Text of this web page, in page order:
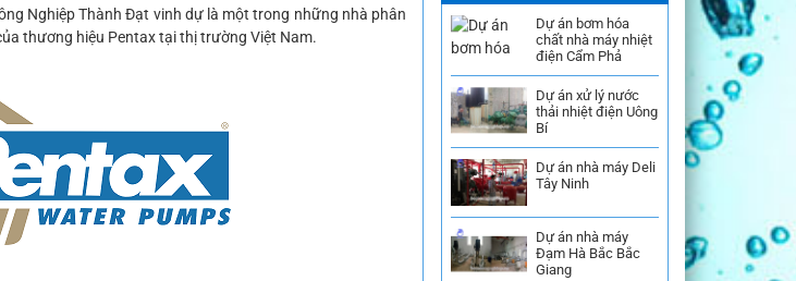
Nghiệp Thành Đạt vinh dự là một trong những nhà phân
thương hiệu Pentax tại thị trường Việt Nam.
Dự án bơm hóa
chất nhà máy nhiệt
điện Cẩm Phả
Dự án xử lý nước
thải nhiệt điện Uông
Bí
Dự án nhà máy Deli
Tây Ninh
Dự án nhà máy
Đạm Hà Bắc Bắc
Giang